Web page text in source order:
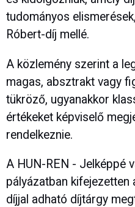
tudományos
Róbert-díj mellé.
A közlemény szerint a
magas, absztrakt vagy
tükröző, ugyanakkor
értékeket képviselő
rendelkeznie.
A HUN-REN - Jelképpé
pályázatban kifejezetten
díjjal adható díjtárgy